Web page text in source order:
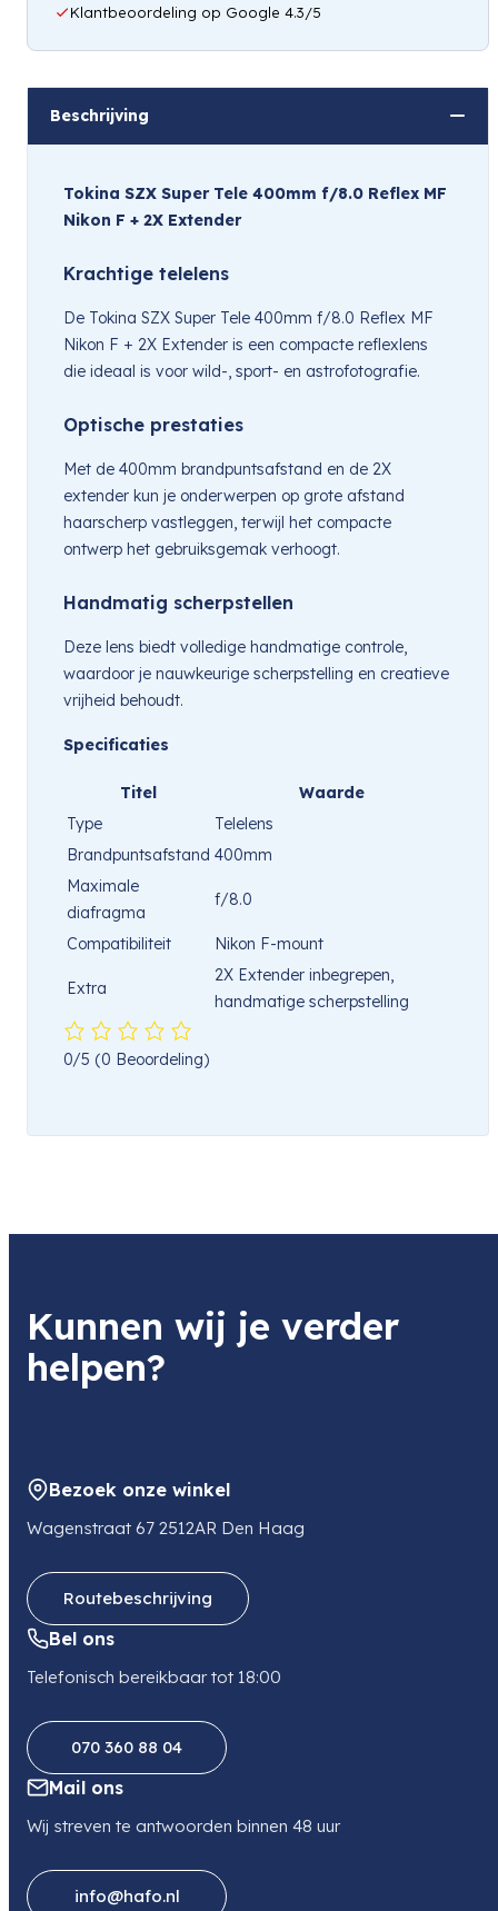
Klantbeoordeling op Google 4.3/5
Beschrijving
Tokina SZX Super Tele 400mm f/8.0 Reflex MF
Nikon F + 2X Extender
Krachtige telelens
De Tokina SZX Super Tele 400mm f/8.0 Reflex MF
Nikon F + 2X Extender is een compacte reflexlens
die ideaal is voor wild-, sport- en astrofotografie.
Optische prestaties
Met de 400mm brandpuntsafstand en de 2X
extender kun je onderwerpen op grote afstand
haarscherp vastleggen, terwijl het compacte
ontwerp het gebruiksgemak verhoogt.
Handmatig scherpstellen
Deze lens biedt volledige handmatige controle,
waardoor je nauwkeurige scherpstelling en creatieve
vrijheid behoudt.
Specificaties
Titel
Waarde
Type
Telelens
Brandpuntsafstand 400mm
Maximale
diafragma
f/8.0
Compatibiliteit Nikon F-mount
Extra
2X Extender inbegrepen,
handmatige scherpstelling
0/5 (0 Beoordeling)
Kunnen wij je verder
helpen?
Bezoek onze winkel
Wagenstraat 67 2512AR Den Haag
Routebeschrijving
Bel ons
Telefonisch bereikbaar tot 18:00
070 360 88 04
Mail ons
Wij streven te antwoorden binnen 48 uur
info@hafo.nl